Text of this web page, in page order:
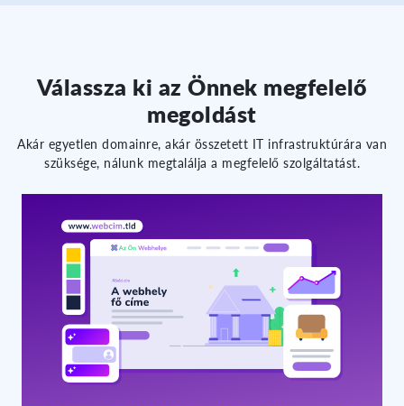
Válassza ki az Önnek megfelelő
megoldást
Akár egyetlen domainre, akár összetett IT infrastruktúrára van
szüksége, nálunk megtalálja a megfelelő szolgáltatást.